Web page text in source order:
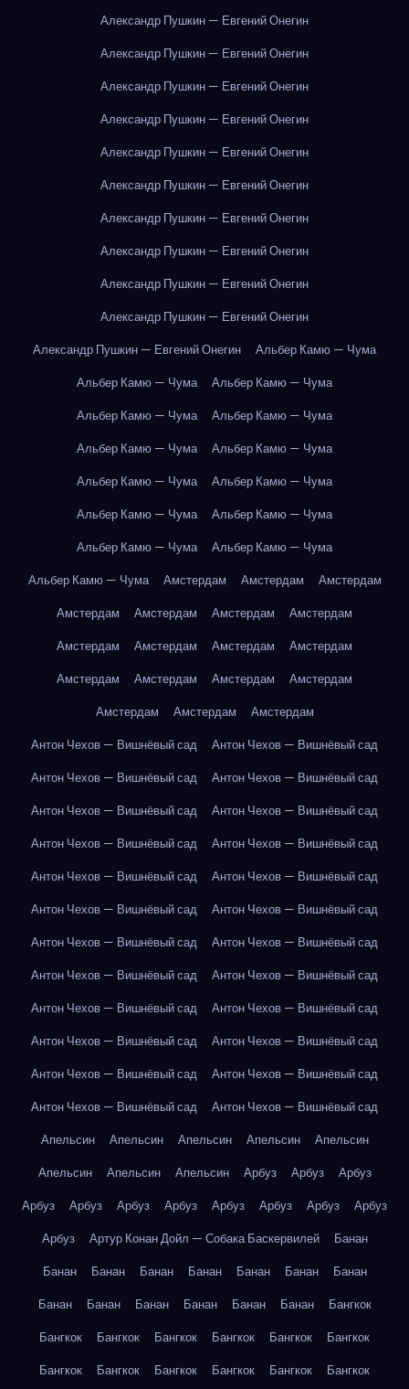
Александр Пушкин — Евгений Онегин
Александр Пушкин — Евгений Онегин
Александр Пушкин — Евгений Онегин
Александр Пушкин — Евгений Онегин
Александр Пушкин — Евгений Онегин
Александр Пушкин — Евгений Онегин
Александр Пушкин — Евгений Онегин
Александр Пушкин — Евгений Онегин
Александр Пушкин — Евгений Онегин
Александр Пушкин — Евгений Онегин
Александр Пушкин — Евгений Онегин
Альбер Камю — Чума
Альбер Камю — Чума
Альбер Камю — Чума
Альбер Камю — Чума
Альбер Камю — Чума
Альбер Камю — Чума
Альбер Камю — Чума
Альбер Камю — Чума
Альбер Камю — Чума
Альбер Камю — Чума
Альбер Камю — Чума
Альбер Камю — Чума
Альбер Камю — Чума
Альбер Камю — Чума
Амстердам Амстердам
Амстердам
Амстердам
Амстердам Амстердам
Амстердам
Амстердам
Амстердам Амстердам
Амстердам
Амстердам
Амстердам Амстердам
Амстердам
Амстердам
Амстердам
Амстердам
Антон Чехов — Вишнёвый сад
Антон Чехов — Вишнёвый сад
Антон Чехов — Вишнёвый сад
Антон Чехов — Вишнёвый сад
Антон Чехов — Вишнёвый сад
Антон Чехов — Вишнёвый сад
Антон Чехов — Вишнёвый сад
Антон Чехов — Вишнёвый сад
Антон Чехов — Вишнёвый сад
Антон Чехов — Вишнёвый сад
Антон Чехов — Вишнёвый сад
Антон Чехов — Вишнёвый сад
Антон Чехов — Вишнёвый сад
Антон Чехов — Вишнёвый сад
Антон Чехов — Вишнёвый сад
Антон Чехов — Вишнёвый сад
Антон Чехов — Вишнёвый сад
Антон Чехов — Вишнёвый сад
Антон Чехов — Вишнёвый сад
Антон Чехов — Вишнёвый сад
Антон Чехов — Вишнёвый сад
Антон Чехов — Вишнёвый сад
Антон Чехов — Вишнёвый сад
Антон Чехов — Вишнёвый сад
Апельсин
Апельсин Апельсин Апельсин
Апельсин
Апельсин
Апельсин Апельсин Арбуз Арбуз
Арбуз
Арбуз
Арбуз Арбуз Арбуз Арбуз Арбуз Арбуз
Арбуз
Арбуз
Артур Конан Дойл — Собака Баскервилей
Банан
Банан
Банан Банан Банан Банан Банан
Банан
Банан
Банан Банан Банан Банан Банан
Бангкок
Бангкок
Бангкок Бангкок Бангкок Бангкок
Бангкок
Бангкок
Бангкок Бангкок Бангкок Бангкок Бангкок